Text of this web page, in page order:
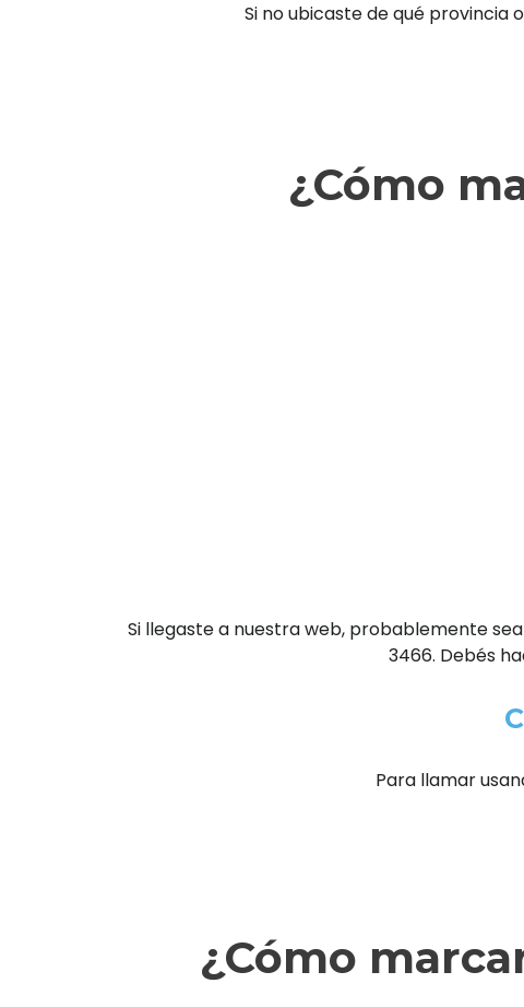
Si no ubicaste de qué provincia
¿Cómo
Si llegaste a nuestra web, probablemente
3466. Debés
Para llamar
¿Cómo